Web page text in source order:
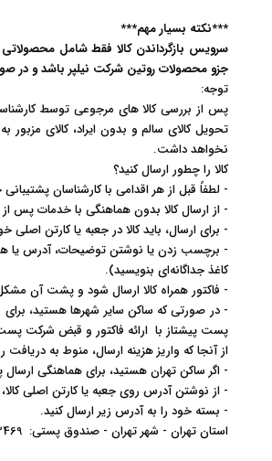
***نکته بسیار مهم***
سرویس بازگرداندن کالا فقط شامل
جزو محصولات روتین شرکت نیلپر باشد و در
توجه:
پس از بررسی کالا های مرجوعی توسط
تحویل کالای سالم و بدون ایراد، کالای
نخواهد داشت.
کالا را چطور ارسال کنید؟
- لطفاً قبل از هر اقدامی با کارشناسان
- از ارسال کالا بدون هماهنگی با خدمات پس
- برای ارسال، باید کالا در جعبه یا کارتن
- برچسب زدن یا نوشتن توضیحات، آدرس یا هر
کاغذ جداگانه‌ای بنویسید.(
- فاکتور همراه کالا ارسال شود و پشت آن
- در صورتی که ساکن سایر شهرها هستید، برای
پست پیشتاز با ارائه فاکتور و قبض شرکت
از آنجا که واریز هزینه ارسال، منوط به
- اگر ساکن تهران هستید، برای هماهنگی ارسال
- از نوشتن آدرس روی جعبه یا کارتن اصلی
- بسته خود را به آدرس زیر ارسال کنید.
استان تهران - شهر تهران - صندوق پستی: 3469 - 15875